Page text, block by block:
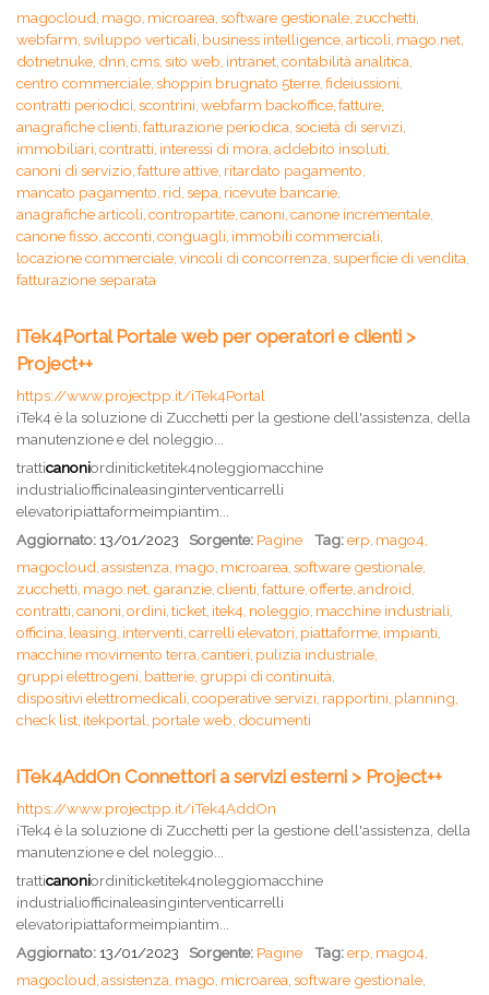
magocloud, mago, microarea, software gestionale, zucchetti,
webfarm, sviluppo verticali, business intelligence, articoli, mago.net,
dotnetnuke, dnn, cms, sito web, intranet, contabilità analitica,
centro commerciale, shoppin brugnato 5terre, fideiussioni,
contratti periodici, scontrini, webfarm backoffice, fatture,
anagrafiche clienti, fatturazione periodica, società di servizi,
immobiliari, contratti, interessi di mora, addebito insoluti,
canoni di servizio, fatture attive, ritardato pagamento,
mancato pagamento, rid, sepa, ricevute bancarie,
anagrafiche articoli, contropartite, canoni, canone incrementale,
canone fisso, acconti, conguagli, immobili commerciali,
locazione commerciale, vincoli di concorrenza, superficie di vendita,
fatturazione separata
iTek4Portal Portale web per operatori e clienti >
Project++
https://www.projectpp.it/iTek4Portal
iTek4 è la soluzione di Zucchetti per la gestione dell'assistenza, della
manutenzione e del noleggio...
tratticanoniordiniticketitek4noleggiomacchine
industrialiofficinaleasinginterventicarrelli
elevatoripiattaformeimpiantim...
Aggiornato:13/01/2023 Sorgente: Pagine Tag:erp, mago4,
magocloud, assistenza, mago, microarea, software gestionale,
zucchetti, mago.net, garanzie, clienti, fatture, offerte, android,
contratti, canoni, ordini, ticket, itek4, noleggio, macchine industriali,
officina, leasing, interventi, carrelli elevatori, piattaforme, impianti,
macchine movimento terra, cantieri, pulizia industriale,
gruppi elettrogeni, batterie, gruppi di continuità,
dispositivi elettromedicali, cooperative servizi, rapportini, planning,
check list, itekportal, portale web, documenti
iTek4AddOn Connettori a servizi esterni > Project++
https://www.projectpp.it/iTek4AddOn
iTek4 è la soluzione di Zucchetti per la gestione dell'assistenza, della
manutenzione e del noleggio...
tratticanoniordiniticketitek4noleggiomacchine
industrialiofficinaleasinginterventicarrelli
elevatoripiattaformeimpiantim...
Aggiornato:13/01/2023 Sorgente: Pagine Tag:erp, mago4,
magocloud, assistenza, mago, microarea, software gestionale,